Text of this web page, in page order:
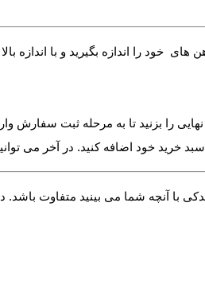
را بزنید تا به مرحله ثبت سفارش